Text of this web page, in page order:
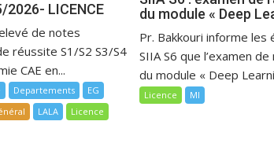
LICENCE
de notes
réussite S1/S2 S3/S4
CAE en...
Departements
EG
LALA
Licence
du module « Deep
Pr. Bakkouri informe les
SIIA S6 que l’examen
du module « Deep
Licence MI